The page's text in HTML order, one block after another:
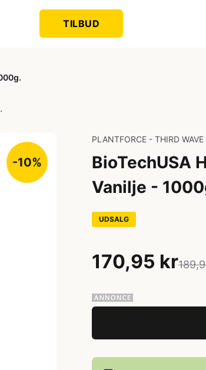
TILBUD
-10%
PLANTFORCE - THIRD
BioTechUSA
Vanilje -
UDSALG
170,95 kr